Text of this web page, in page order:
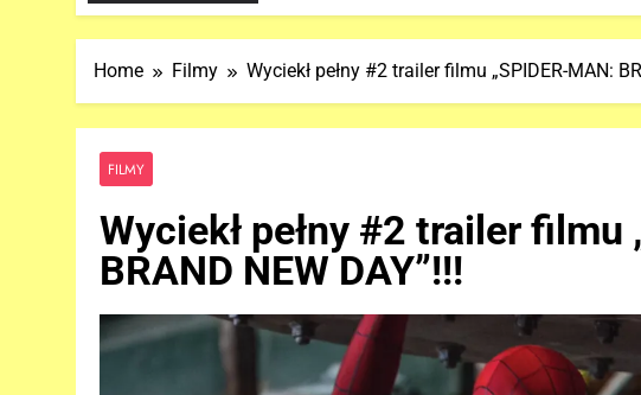
Home Filmy Wyciekł pełny #2 trailer filmu „SPIDER-MAN:
FILMY
Wyciekł pełny #2 trailer filmu
BRAND NEW DAY”!!!